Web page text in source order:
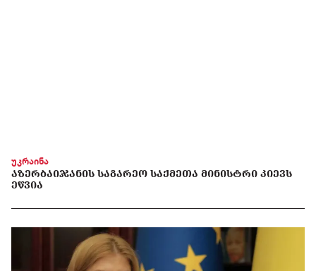
უკრაინა
ᲐᲖᲔᲠᲑᲐᲘᲯᲐᲜᲘᲡ ᲡᲐᲒᲐᲠᲔᲝ ᲡᲐᲥᲛᲔᲗᲐ ᲛᲘᲜᲘᲡᲢᲠᲘ ᲙᲘᲔᲕᲡ
ᲔᲬᲕᲘᲐ